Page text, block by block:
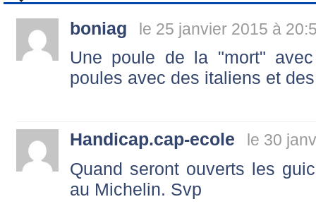
boniag le 25 janvier 2015 à
Une poule de la "mort"
poules avec des italiens et
Handicap.cap-ecole le 30
Quand seront ouverts les
au Michelin. Svp